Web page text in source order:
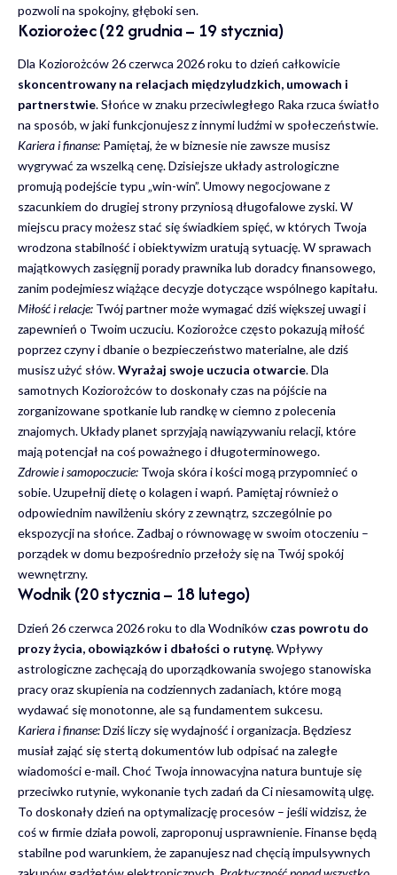
pozwoli na spokojny, głęboki sen.
Koziorożec (22 grudnia – 19 stycznia)
Dla Koziorożców 26 czerwca 2026 roku to dzień całkowicie
skoncentrowany na relacjach międzyludzkich, umowach i
partnerstwie. Słońce w znaku przeciwległego Raka rzuca światło
na sposób, w jaki funkcjonujesz z innymi ludźmi w społeczeństwie.
Kariera i finanse: Pamiętaj, że w biznesie nie zawsze musisz
wygrywać za wszelką cenę. Dzisiejsze układy astrologiczne
promują podejście typu „win-win”. Umowy negocjowane z
szacunkiem do drugiej strony przyniosą długofalowe zyski. W
miejscu pracy możesz stać się świadkiem spięć, w których Twoja
wrodzona stabilność i obiektywizm uratują sytuację. W sprawach
majątkowych zasięgnij porady prawnika lub doradcy finansowego,
zanim podejmiesz wiążące decyzje dotyczące wspólnego kapitału.
Miłość i relacje: Twój partner może wymagać dziś większej uwagi i
zapewnień o Twoim uczuciu. Koziorożce często pokazują miłość
poprzez czyny i dbanie o bezpieczeństwo materialne, ale dziś
musisz użyć słów.Wyrażaj swoje uczucia otwarcie. Dla
samotnych Koziorożców to doskonały czas na pójście na
zorganizowane spotkanie lub randkę w ciemno z polecenia
znajomych. Układy planet sprzyjają nawiązywaniu relacji, które
mają potencjał na coś poważnego i długoterminowego.
Zdrowie i samopoczucie: Twoja skóra i kości mogą przypomnieć o
sobie. Uzupełnij dietę o kolagen i wapń. Pamiętaj również o
odpowiednim nawilżeniu skóry z zewnątrz, szczególnie po
ekspozycji na słońce. Zadbaj o równowagę w swoim otoczeniu –
porządek w domu bezpośrednio przełoży się na Twój spokój
wewnętrzny.
Wodnik (20 stycznia – 18 lutego)
Dzień 26 czerwca 2026 roku to dla Wodników czas powrotu do
prozy życia, obowiązków i dbałości o rutynę. Wpływy
astrologiczne zachęcają do uporządkowania swojego stanowiska
pracy oraz skupienia na codziennych zadaniach, które mogą
wydawać się monotonne, ale są fundamentem sukcesu.
Kariera i finanse:Dziś liczy się wydajność i organizacja. Będziesz
musiał zająć się stertą dokumentów lub odpisać na zaległe
wiadomości e-mail. Choć Twoja innowacyjna natura buntuje się
przeciwko rutynie, wykonanie tych zadań da Ci niesamowitą ulgę.
To doskonały dzień na optymalizację procesów – jeśli widzisz, że
coś w firmie działa powoli, zaproponuj usprawnienie. Finanse będą
stabilne pod warunkiem, że zapanujesz nad chęcią impulsywnych